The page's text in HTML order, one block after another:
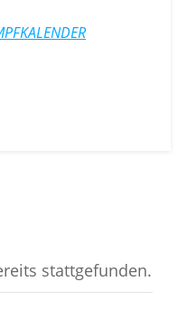
stattgefunden.